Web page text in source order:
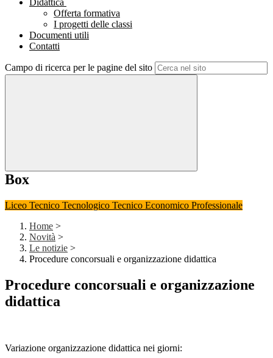
Didattica
Offerta formativa
I progetti delle classi
Documenti utili
Contatti
Campo di ricerca per le pagine del sito
Box
Liceo Tecnico Tecnologico Tecnico Economico Professionale
Home >
Novità >
Le notizie >
Procedure concorsuali e organizzazione didattica
Procedure concorsuali e organizzazione
didattica
Variazione organizzazione didattica nei giorni: